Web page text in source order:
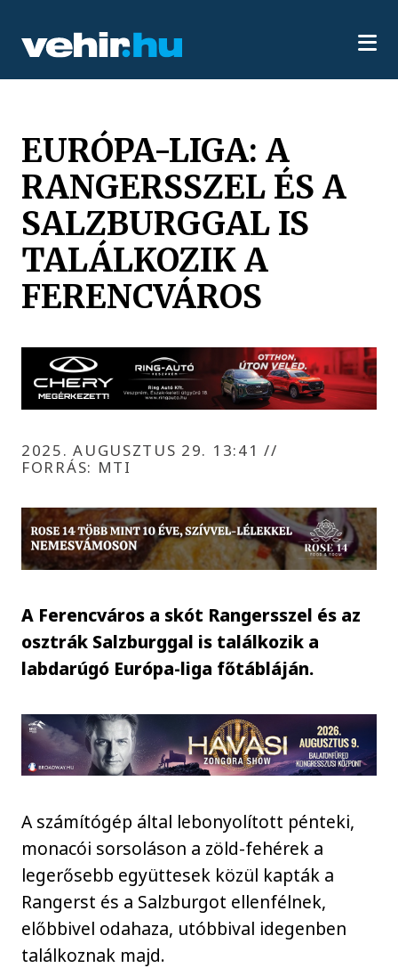
EURÓPA-LIGA: A
RANGERSSZEL ÉS A
SALZBURGGAL IS
TALÁLKOZIK A
FERENCVÁROS
2025. AUGUSZTUS 29. 13:41//
FORRÁS: MTI
A Ferencváros a skót Rangersszel és az
osztrák Salzburggal is találkozik a
labdarúgó Európa-liga főtábláján.
A számítógép által lebonyolított pénteki,
monacói sorsoláson a zöld-fehérek a
legerősebb együttesek közül kapták a
Rangerst és a Salzburgot ellenfélnek,
előbbivel odahaza, utóbbival idegenben
találkoznak majd.